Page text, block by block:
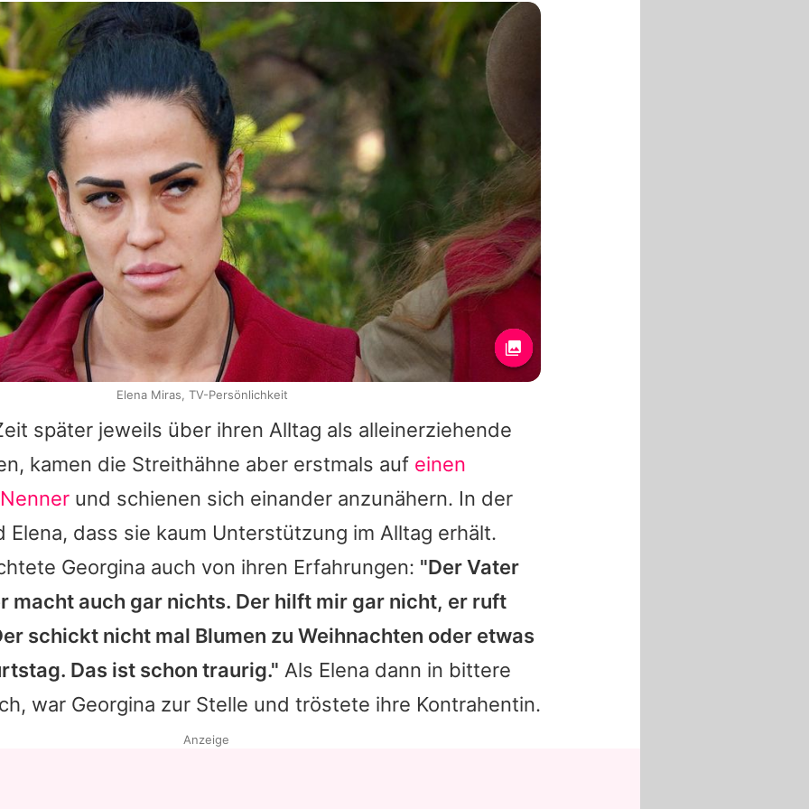
später jeweils über ihren Alltag als alleinerziehende
kamen die Streithähne aber erstmals auf einen
und schienen sich einander anzunähern. In der
Elena, dass sie kaum Unterstützung im Alltag erhält.
Georgina auch von ihren Erfahrungen: "Der Vater
macht auch gar nichts. Der hilft mir gar nicht, er ruft
schickt nicht mal Blumen zu Weihnachten oder etwas
Das ist schon traurig." Als Elena dann in bittere
war Georgina zur Stelle und tröstete ihre Kontrahentin.
Elena Miras, TV-Persönlichkeit
Anzeige